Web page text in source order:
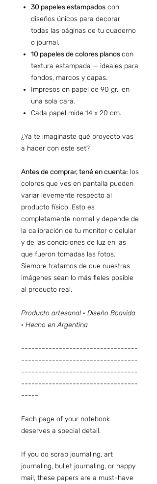
30 papeles estampados con
diseños únicos para decorar
todas las páginas de tu cuaderno
o journal.
10 papeles de colores planoscon
textura estampada — ideales para
fondos, marcos y capas.
Impresos en papel de 90 gr., en
una sola cara.
Cada papel mide 14 x 20 cm.
¿Ya te imaginaste qué proyecto vas
a hacer con este set?
Antes de comprar, tené en cuenta: los
colores que ves en pantalla pueden
variar levemente respecto al
producto físico. Esto es
completamente normal y depende de
la calibración de tu monitor o celular
y de las condiciones de luz en las
que fueron tomadas las fotos.
Siempre tratamos de que nuestras
imágenes sean lo más fieles posible
al producto real.
Producto artesanal · Diseño Boavida
· Hecho en Argentina
----------------------------------
----------------------------------
----------------------------------
----------------------------------
-----
Each page of your notebook
deserves a special detail.
If you do scrap journaling, art
journaling, bullet journaling, or happy
mail, these papers are a must-have